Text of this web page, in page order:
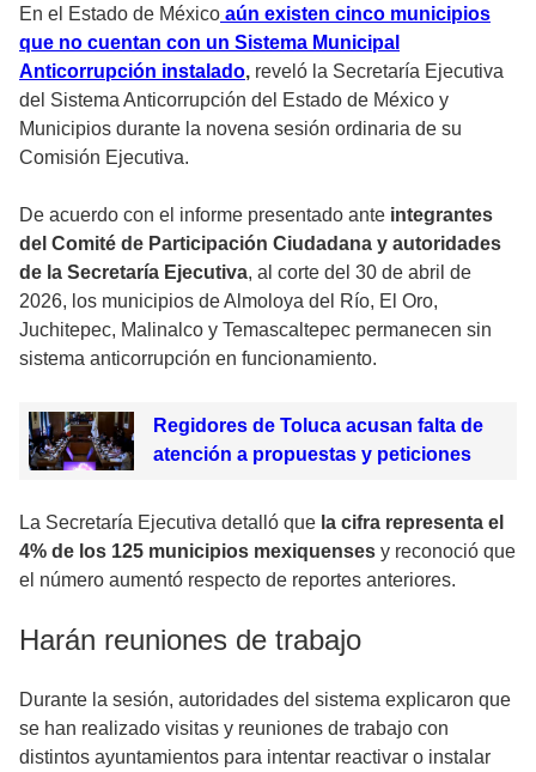
En el Estado de México aún existen cinco municipios
que no cuentan con un Sistema Municipal
Anticorrupción instalado, reveló la Secretaría Ejecutiva
del Sistema Anticorrupción del Estado de México y
Municipios durante la novena sesión ordinaria de su
Comisión Ejecutiva.
De acuerdo con el informe presentado ante integrantes
del Comité de Participación Ciudadana y autoridades
de la Secretaría Ejecutiva, al corte del 30 de abril de
2026, los municipios de Almoloya del Río, El Oro,
Juchitepec, Malinalco y Temascaltepec permanecen sin
sistema anticorrupción en funcionamiento.
Regidores de Toluca acusan falta de
atención a propuestas y peticiones
La Secretaría Ejecutiva detalló que la cifra representa el
4% de los 125 municipios mexiquenses y reconoció que
el número aumentó respecto de reportes anteriores.
Harán reuniones de trabajo
Durante la sesión, autoridades del sistema explicaron que
se han realizado visitas y reuniones de trabajo con
distintos ayuntamientos para intentar reactivar o instalar